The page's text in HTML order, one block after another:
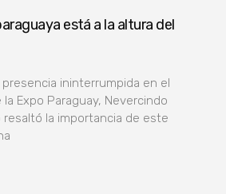
está a la altura del
ininterrumpida en el
Expo Paraguay, Nevercindo
resaltó la importancia de este